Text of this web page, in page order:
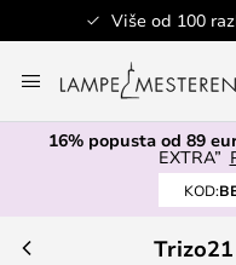
Više od 100
to
Content
16% popusta od 89
EXTRA”
KOD: